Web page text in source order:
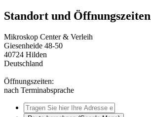
Standort und Öffnungszeiten
Mikroskop Center & Verleih
Giesenheide 48-50
40724 Hilden
Deutschland
Öffnungszeiten:
nach Terminabsprache